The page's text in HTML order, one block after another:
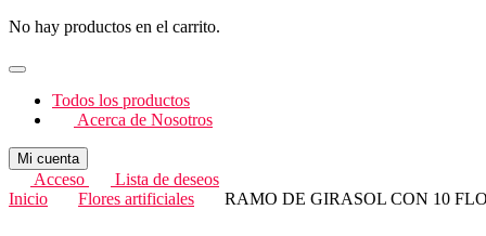
No hay productos en el carrito.
Todos los productos
Acerca de Nosotros
Mi cuenta
Acceso
Lista de deseos
Inicio
Flores artificiales RAMO DE GIRASOL CON 10